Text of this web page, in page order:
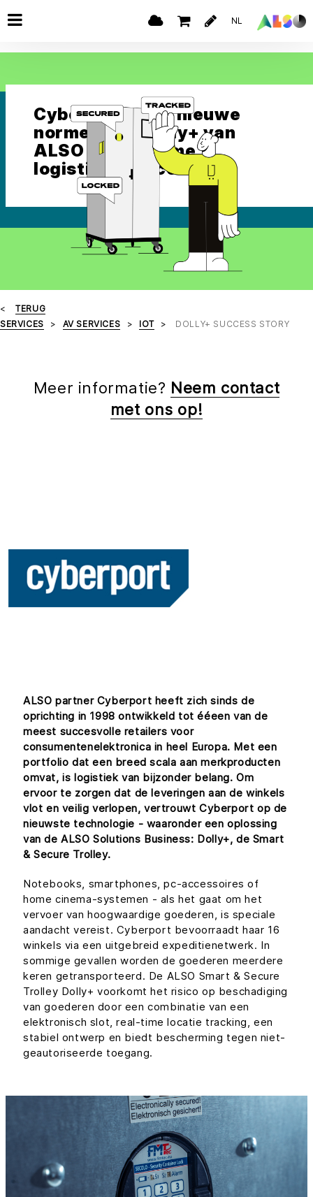
NL
Cyberport stelt nieuwe
normen met Dolly+ van
ALSO voor slimme
logistieke processen
TERUG
SERVICES
AV SERVICES IOT DOLLY+ SUCCESS STORY
Meer informatie? Neem contact
met ons op!
ALSO partner Cyberport heeft zich sinds de
oprichting in 1998 ontwikkeld tot ééeen van de
meest succesvolle retailers voor
consumentenelektronica in heel Europa. Met een
portfolio dat een breed scala aan merkproducten
omvat, is logistiek van bijzonder belang. Om
ervoor te zorgen dat de leveringen aan de winkels
vlot en veilig verlopen, vertrouwt Cyberport op de
nieuwste technologie - waaronder een oplossing
van de ALSO Solutions Business: Dolly+, de Smart
& Secure Trolley.
Notebooks, smartphones, pc-accessoires of
home cinema-systemen - als het gaat om het
vervoer van hoogwaardige goederen, is speciale
aandacht vereist. Cyberport bevoorraadt haar 16
winkels via een uitgebreid expeditienetwerk. In
sommige gevallen worden de goederen meerdere
keren getransporteerd. De ALSO Smart & Secure
Trolley Dolly+ voorkomt het risico op beschadiging
van goederen door een combinatie van een
elektronisch slot, real-time locatie tracking, een
stabiel ontwerp en biedt bescherming tegen niet-
geautoriseerde toegang.